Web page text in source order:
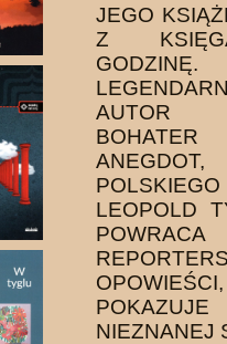
JEGO
Z
GODZINĘ.
LEOPOLD
NIEZNANEJ